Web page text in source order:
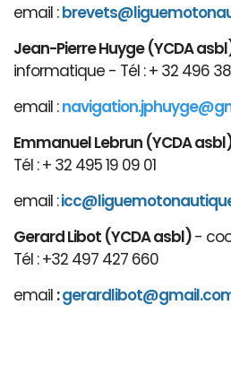
email :brevets@ligue
Jean-Pierre Huyge (YCDA
informatique - Tél : + 32 496 38
email :
Emmanuel Lebrun (YCDA
Tél : + 32 495 19 09 01
email :
Gerard Libot (YCDA asbl)-
Tél : +32 497 427 660
email :